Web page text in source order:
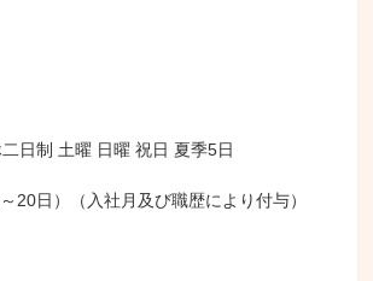
二日制 土曜 日曜 祝日 夏季5日
20日）（入社月及び職歴により付与）